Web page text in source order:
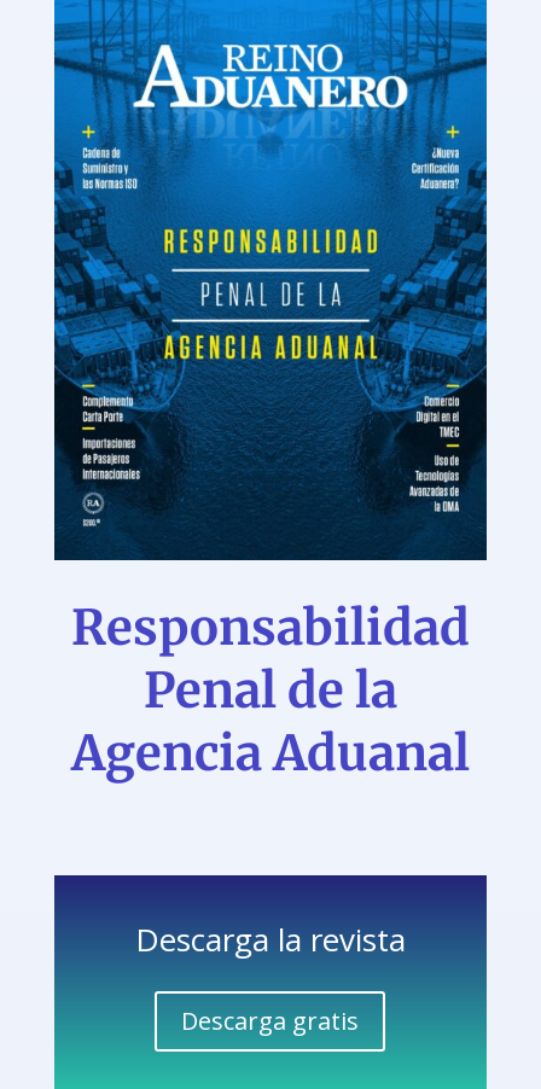
Responsabilidad
Penal de la
Agencia Aduanal
Descarga la revista
Descarga gratis